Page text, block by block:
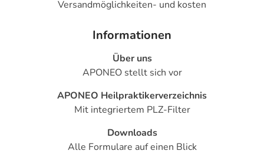
Veränderung während der Behandlung, wenden Sie sich
an Ihren Arzt oder Apotheker.
Nebenwirkungen berücksichtigt, die bei mindestens
einem von 1.000 behandelten Patienten auftreten.
Versandmöglichkeiten- und kosten
Informationen
Über uns
APONEO stellt sich vor
APONEO Heilpraktikerverzeichnis
Mit integriertem PLZ-Filter
Downloads
Alle Formulare auf einen Blick